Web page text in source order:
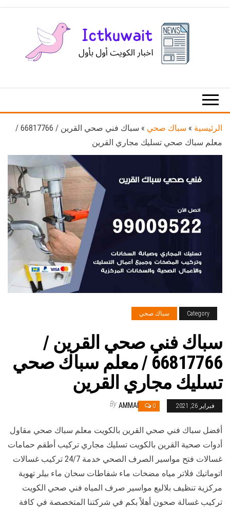
الكويت
الرئيسية » سباك صحي »
سباك فني صحي القرين / 66817766 /
معلم سباك صحي تسليك مجاري القرين
Category سباك صحي
سباك فني صحي القرين /
66817766 / معلم سباك صحي
تسليك مجاري القرين
فبراير 26, 2021 0
By AMMAR
أفضل سباك فني صحي القرين بالكويت معلم سباك صحي مقاول
أدوات صحية القرين بالكويت تسليك مجاري تركيب أطقم حمامات
غسالات فتح مواسير الصرف الصحي خدمة 24/7 تركيب غسالات
اتوماتيك فلاتر مياه مضخات ماء شفاطات سخان ماء بيلر تهوية
مركزية تنظيف بلاليع مواسير صرف المياه فني صحي الكويت
تركيب غسالة صحون أهلاً بكم في شركتنا المتخصصة في كافة